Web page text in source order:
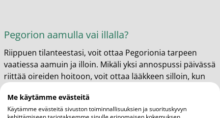
Pegorion aamulla vai illalla?
Riippuen tilanteestasi, voit ottaa Pegorionia tarpeen
vaatiessa aamuin ja illoin. Mikäli yksi annospussi päivässä
riittää oireiden hoitoon, voit ottaa lääkkeen silloin, kun
Me käytämme evästeitä
Käytämme evästeitä sivuston toiminnallisuuksien ja suorituskyvyn